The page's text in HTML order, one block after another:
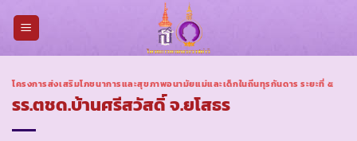
โครงการส่งเสริมโภชนาการและสุขภาพอนามัยแม่และเด็กในถิ่นทุรกันดาร ระยะที่ ๕
รร.ตชด.บ้านศรีสวัสดิ์ จ.ยโสธร